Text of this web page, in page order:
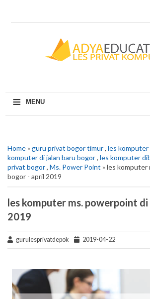
≡ MENU
Home» guru privat bogor timur, les
komputer di jalan baru bogor, les komputer
privat bogor, Ms. Power Point » les
bogor - april 2019
les komputer ms. powerpoint
2019
gurulesprivatdepok 2019-04-22